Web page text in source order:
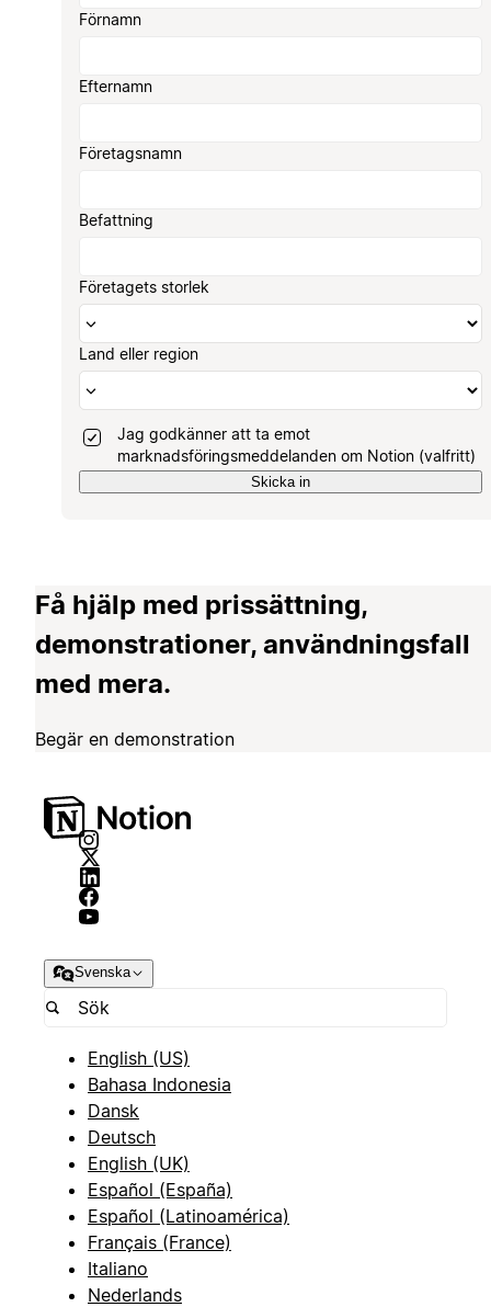
Förnamn
Efternamn
Företagsnamn
Befattning
Företagets storlek
Land eller region
Jag godkänner att ta emot
marknadsföringsmeddelanden om Notion (valfritt)
Skicka in
Få hjälp med prissättning,
demonstrationer, användningsfall
med mera.
Begär en demonstration
Svenska
English (US)
Bahasa Indonesia
Dansk
Deutsch
English (UK)
Español (España)
Español (Latinoamérica)
Français (France)
Italiano
Nederlands